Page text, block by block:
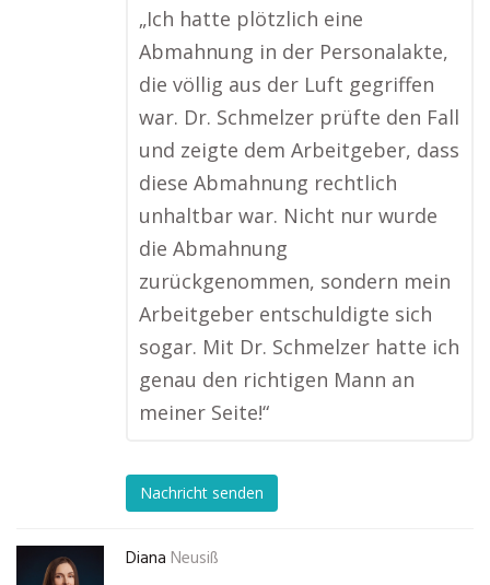
„Ich hatte plötzlich eine
Abmahnung in der Personalakte,
die völlig aus der Luft gegriffen
war. Dr. Schmelzer prüfte den Fall
und zeigte dem Arbeitgeber, dass
diese Abmahnung rechtlich
unhaltbar war. Nicht nur wurde
die Abmahnung
zurückgenommen, sondern mein
Arbeitgeber entschuldigte sich
sogar. Mit Dr. Schmelzer hatte ich
genau den richtigen Mann an
meiner Seite!“
Nachricht senden
Diana Neusiß